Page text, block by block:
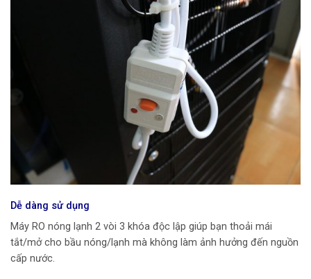
Dễ dàng sử dụng
Máy RO nóng lạnh 2 vòi 3 khóa độc lập giúp bạn thoải mái
tắt/mở cho bầu nóng/lạnh mà không làm ảnh hưởng đến nguồn
cấp nước.